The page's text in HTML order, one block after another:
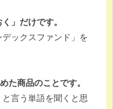
」だけです。
ックスファンド」を
た商品のことです。
言う単語を聞くと思